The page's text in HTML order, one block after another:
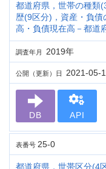
都道府県，世帯の種類
歴(9区分)，資産・負
高・負債現在高－都道
調査年月 2019年
公開（更新）日 2021-05-
DB API
表番号 25-0
都道府県，世帯区分(4